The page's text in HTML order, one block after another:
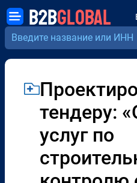
B2BGLOBAL
тендеру:
услуг по